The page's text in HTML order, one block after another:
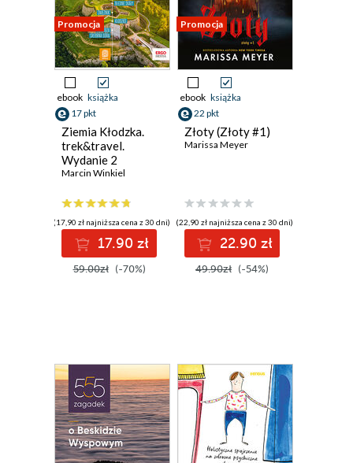
Promocja
ebook książka
17 pkt
Ziemia Kłodzka.
trek&travel.
Wydanie 2
Marcin Winkiel
(17,90 zł najniższa cena z 30 dni)
17.90 zł
59.00zł (-70%)
Promocja
ebook książka
22 pkt
Złoty (Złoty #1)
Marissa Meyer
(22,90 zł najniższa cena z 30 dni)
22.90 zł
49.90zł (-54%)